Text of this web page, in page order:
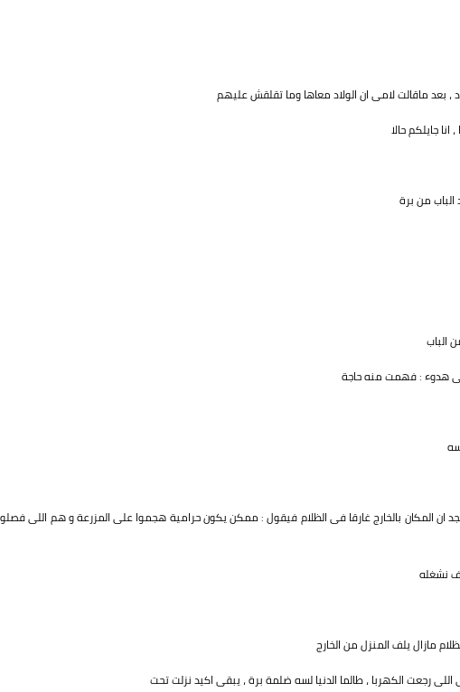
، بعد ماقالت لامى ان الولاد معاها وما تقلقش عليهم
جايلكم حالا
من برة
الباب
هدوء : فهمت منه حاجة
ان المكان بالخارج غارقا فى الظلام فيقول : ممكن يكون حرامية هجموا على المزرعة و هم اللى
نشغله
مازال يلف المنزل من الخارج
رجعت الكهربا ، طالما الدنيا لسه ضلمة برة ، يبقى اكيد نزلت تحت